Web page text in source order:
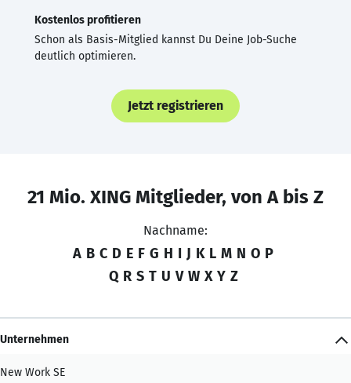
Kostenlos profitieren
Schon als Basis-Mitglied kannst Du Deine Job-Suche
deutlich optimieren.
Jetzt registrieren
21 Mio. XING Mitglieder, von A bis Z
Nachname:
A B C D E F G H I J K L M N O P
Q R S T U V W X Y Z
Unternehmen
New Work SE